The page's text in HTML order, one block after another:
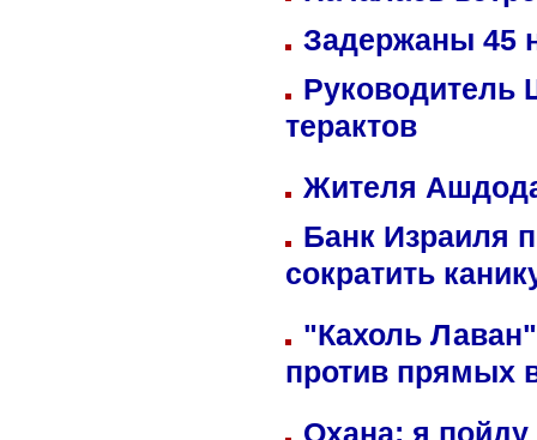
Задержаны 45
Руководитель
терактов
Жителя
Банк Израиля
сократить
"Кахоль
против прямых